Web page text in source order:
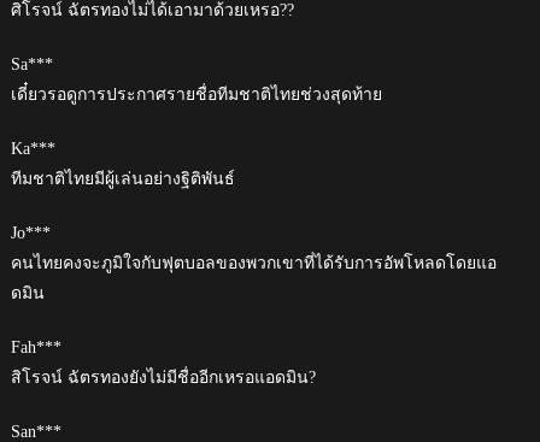
ศิโรจน์ ฉัตรทองไม่ได้เอามาด้วยเหรอ??
Sa***
เดี๋ยวรอดูการประกาศรายชื่อทีมชาติไทยช่วงสุดท้าย
Ka***
ทีมชาติไทยมีผู้เล่นอย่างฐิติพันธ์
Jo***
คนไทยคงจะภูมิใจกับฟุตบอลของพวกเขาที่ได้รับการอัพโหลดโดยแอ
ดมิน
Fah***
สิโรจน์ ฉัตรทองยังไม่มีชื่ออีกเหรอแอดมิน?
San***